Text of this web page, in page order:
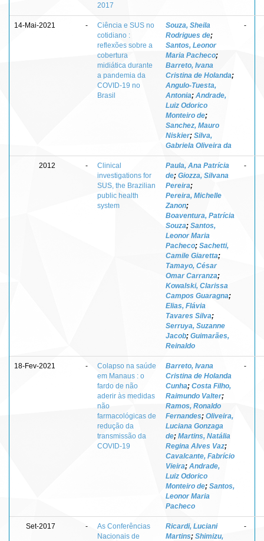
2017
14-Mai-2021 -
Ciência e SUS no
cotidiano :
reflexões sobre a
cobertura
midiática durante
a pandemia da
COVID-19 no
Brasil
Souza, Sheila
Rodrigues de;
Santos, Leonor
Maria Pacheco;
Barreto, Ivana
Cristina de Holanda;
Angulo-Tuesta,
Antonia; Andrade,
Luiz Odorico
Monteiro de;
Sanchez, Mauro
Niskier; Silva,
Gabriela Oliveira da
-
2012 -
Clinical
investigations for
SUS, the Brazilian
public health
system
Paula, Ana Patrícia
de; Giozza, Silvana
Pereira;
Pereira, Michelle
Zanon;
Boaventura, Patrícia
Souza; Santos,
Leonor Maria
Pacheco; Sachetti,
Camile Giaretta;
Tamayo, César
Omar Carranza;
Kowalski, Clarissa
Campos Guaragna;
Elias, Flávia
Tavares Silva;
Serruya, Suzanne
Jacob; Guimarães,
Reinaldo
-
18-Fev-2021 -
Colapso na saúde
em Manaus : o
fardo de não
aderir às medidas
não
farmacológicas de
redução da
transmissão da
COVID-19
Barreto, Ivana
Cristina de Holanda
Cunha; Costa Filho,
Raimundo Valter;
Ramos, Ronaldo
Fernandes; Oliveira,
Luciana Gonzaga
de; Martins, Natália
Regina Alves Vaz;
Cavalcante, Fabrício
Vieira; Andrade,
Luiz Odorico
Monteiro de; Santos,
Leonor Maria
Pacheco
-
Set-2017 -
As Conferências
Nacionais de
Ricardi, Luciani
Martins; Shimizu,
-